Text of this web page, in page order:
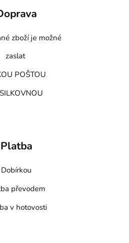
zboží je možné
zaslat
POŠTOU
Platba
Dobírkou
převodem
v hotovosti